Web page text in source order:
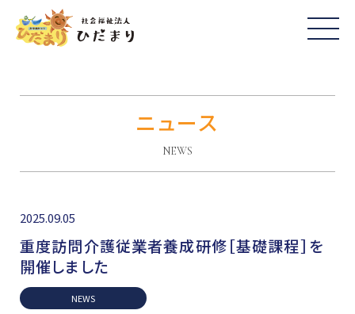
ニュース
NEWS
2025.09.05
重度訪問介護従業者養成研修［基礎課程］を
開催しました
NEWS